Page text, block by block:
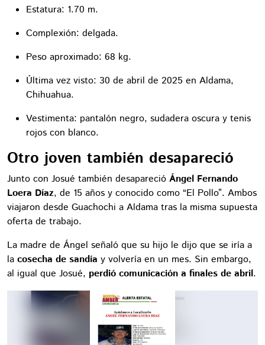
Estatura: 1.70 m.
Complexión: delgada.
Peso aproximado: 68 kg.
Última vez visto: 30 de abril de 2025 en Aldama,
Chihuahua.
Vestimenta: pantalón negro, sudadera oscura y tenis
rojos con blanco.
Otro joven también desapareció
Junto con Josué también desapareció Ángel Fernando
Loera Díaz, de 15 años y conocido como “El Pollo”. Ambos
viajaron desde Guachochi a Aldama tras la misma supuesta
oferta de trabajo.
La madre de Ángel señaló que su hijo le dijo que se iría a
la cosecha de sandía y volvería en un mes. Sin embargo,
al igual que Josué, perdió comunicación a finales de abril.